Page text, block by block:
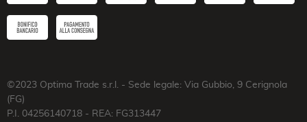
©2023 Optima Trade s.r.l. - Sede legale: Via Gubbio, 9 Cerignola
(FG)
P.I. 04256140718 - REA: FG313447